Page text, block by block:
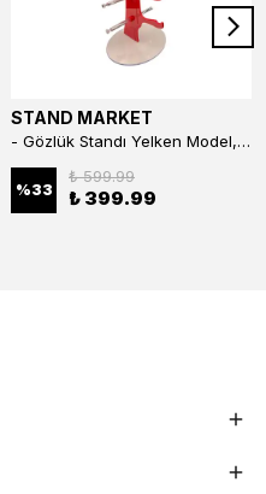
STAND MARKET
- Gözlük Standı Yelken Model, 5 Gözlük Kapasiteli Standı Kırmızı
%33
₺ 599.99
₺ 399.99